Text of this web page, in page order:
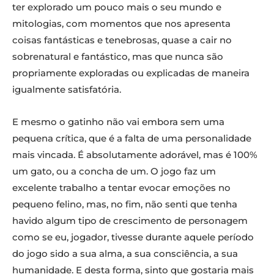
ter explorado um pouco mais o seu mundo e
mitologias, com momentos que nos apresenta
coisas fantásticas e tenebrosas, quase a cair no
sobrenatural e fantástico, mas que nunca são
propriamente exploradas ou explicadas de maneira
igualmente satisfatória.
E mesmo o gatinho não vai embora sem uma
pequena crítica, que é a falta de uma personalidade
mais vincada. É absolutamente adorável, mas é 100%
um gato, ou a concha de um. O jogo faz um
excelente trabalho a tentar evocar emoções no
pequeno felino, mas, no fim, não senti que tenha
havido algum tipo de crescimento de personagem
como se eu, jogador, tivesse durante aquele período
do jogo sido a sua alma, a sua consciência, a sua
humanidade. E desta forma, sinto que gostaria mais